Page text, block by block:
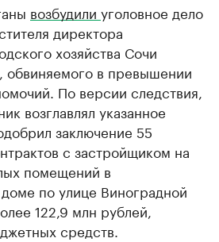
возбудили уголовное дело
директора
хозяйства Сочи
обвиняемого в превышении
По версии следствия,
возглавлял указанное
заключение 55
с застройщиком на
помещений в
по улице Виноградной
122,9 млн рублей,
средств.